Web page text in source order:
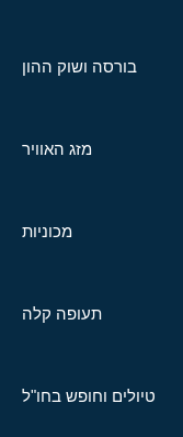
בורסה ושוק ההון
מזג האוויר
מכוניות
תעופה קלה
טיולים וחופש בחו"ל